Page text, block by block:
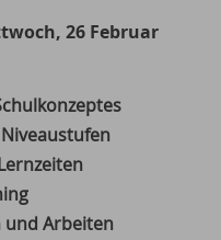
26 Februar
und Arbeiten